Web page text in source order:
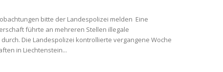
bitte der Landespolizei melden Eine
führte an mehreren Stellen illegale
Die Landespolizei kontrollierte vergangene Woche
in Liechtenstein...